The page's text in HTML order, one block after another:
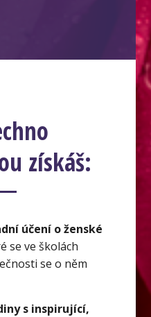
získáš:
účení o ženské
se ve školách
se o něm
s inspirující,